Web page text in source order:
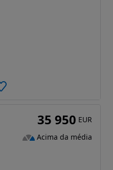
35 950 EUR
Acima da média